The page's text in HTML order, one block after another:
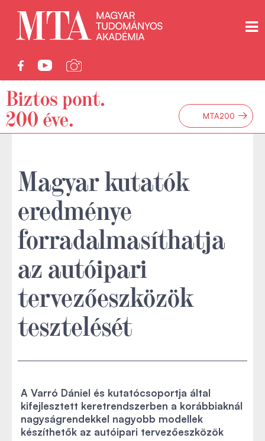
MTA200 →
Magyar kutatók
eredménye
forradalmasíthatja
az autóipari
tervezőeszközök
tesztelését
A Varró Dániel és kutatócsoportja által
kifejlesztett keretrendszerben a korábbiaknál
nagyságrendekkel nagyobb modellek
készíthetők az autóipari tervezőeszközök